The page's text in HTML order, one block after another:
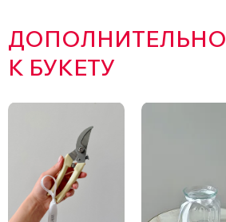
ДОПОЛНИТЕЛЬНО
К БУКЕТУ